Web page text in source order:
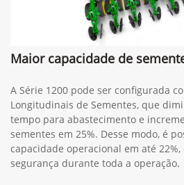
Maior capacidade de
A Série 1200 pode ser configurada
Longitudinais de Sementes, que
tempo para abastecimento e
sementes em 25%. Desse modo, é
capacidade operacional em até
segurança durante toda a operação.